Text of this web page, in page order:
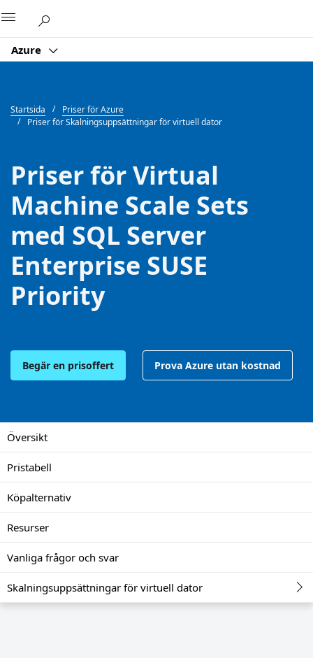
Azure
Startsida
Priser för Azure
Priser för Skalningsuppsättningar för virtuell dator
Priser för Virtual
Machine Scale Sets
med SQL Server
Enterprise SUSE
Priority
Begär en prisoffert Prova Azure utan kostnad
Översikt
Pristabell
Köpalternativ
Resurser
Vanliga frågor och svar
Skalningsuppsättningar för virtuell dator